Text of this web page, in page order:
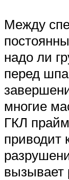
Между
надо ли
перед
многие
ГКЛ
приводит
вызывает